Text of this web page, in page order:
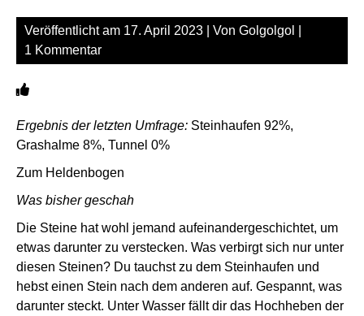
Veröffentlicht am 17. April 2023 | Von Golgolgol
1 Kommentar
Ergebnis der letzten Umfrage: Steinhaufen 92%,
Grashalme 8%, Tunnel 0%
Zum Heldenbogen
Was bisher geschah
Die Steine hat wohl jemand aufeinandergeschichtet, um
etwas darunter zu verstecken. Was verbirgt sich nur unter
diesen Steinen? Du tauchst zu dem Steinhaufen und
hebst einen Stein nach dem anderen auf. Gespannt, was
darunter steckt. Unter Wasser fällt dir das Hochheben der